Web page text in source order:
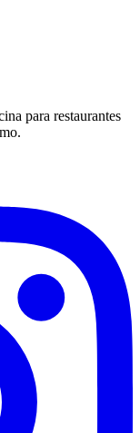
para restaurantes